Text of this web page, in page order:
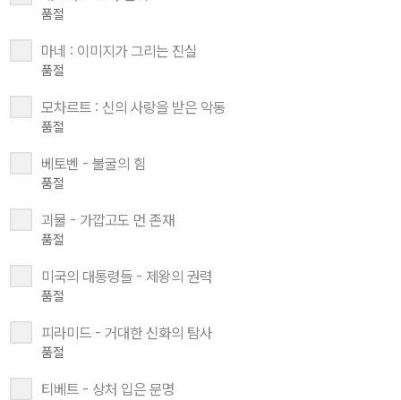
품절
마네 : 이미지가 그리는 진실
품절
모차르트 : 신의 사랑을 받은 악동
품절
베토벤 - 불굴의 힘
품절
괴물 - 가깝고도 먼 존재
품절
미국의 대통령들 - 제왕의 권력
품절
피라미드 - 거대한 신화의 탐사
품절
티베트 - 상처 입은 문명